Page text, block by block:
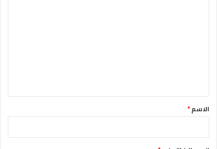
*الاسم*